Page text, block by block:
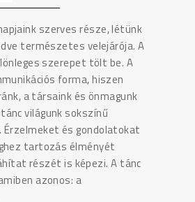
szerves része, létünk
természetes velejárója. A
szerepet tölt be. A
forma, hiszen
a társaink és önmagunk
világunk sokszínű
Érzelmeket és gondolatokat
tartozás élményét
részét is képezi. A tánc
azonos: a